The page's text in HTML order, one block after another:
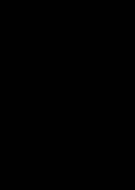
mobil